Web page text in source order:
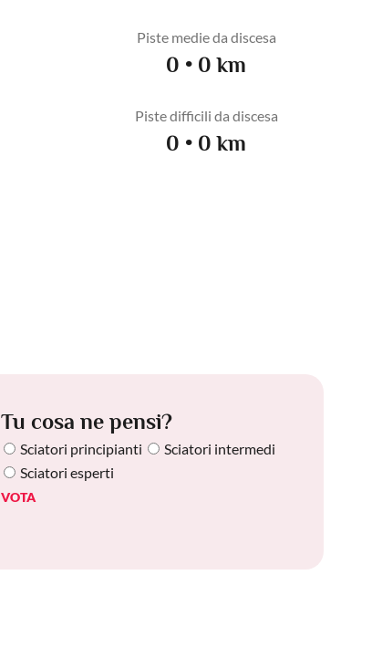
Piste medie da discesa
0 • 0 km
Piste difficili da discesa
0 • 0 km
Tu cosa ne pensi?
Sciatori principianti
Sciatori intermedi
Sciatori esperti
VOTA